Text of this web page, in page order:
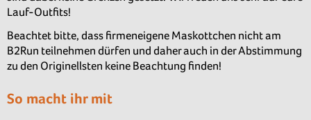
Lauf-Outfits!
Beachtet bitte, dass firmeneigene Maskottchen nicht am
B2Run teilnehmen dürfen und daher auch in der Abstimmung
zu den Originellsten keine Beachtung finden!
So macht ihr mit